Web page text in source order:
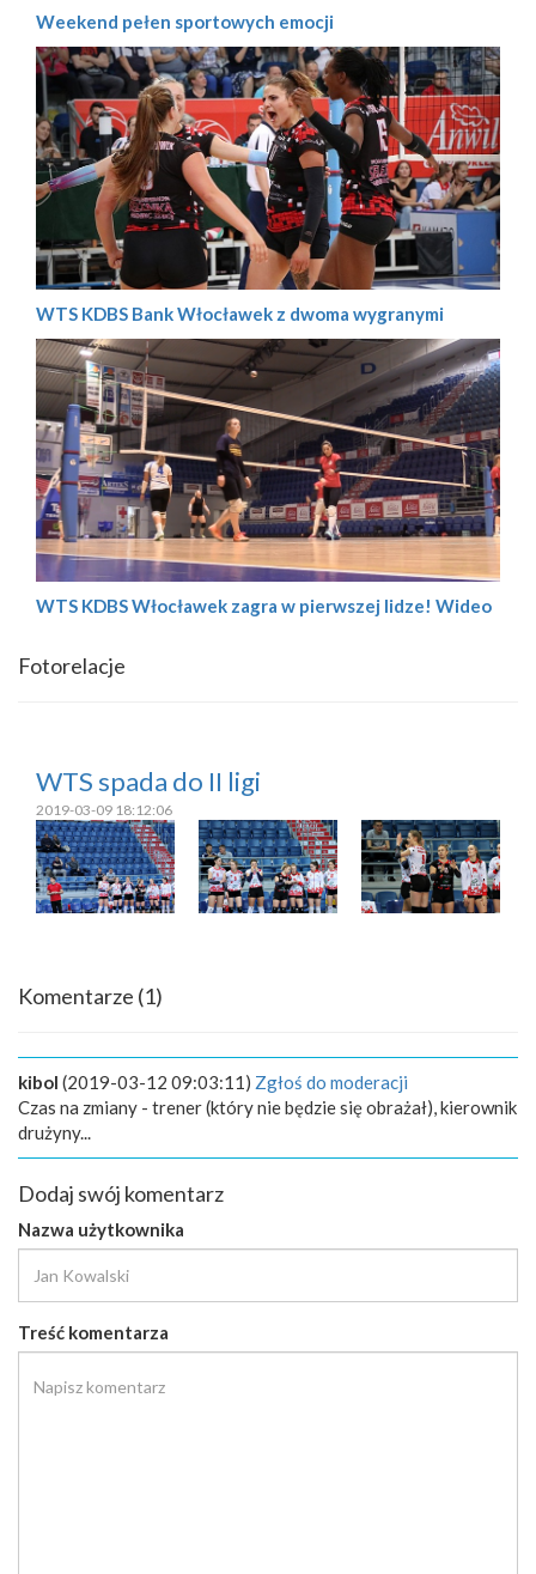
Weekend pełen sportowych emocji
WTS KDBS Bank Włocławek z dwoma wygranymi
WTS KDBS Włocławek zagra w pierwszej lidze! Wideo
Fotorelacje
WTS spada do II ligi
2019-03-09 18:12:06
Komentarze (1)
kibol (2019-03-12 09:03:11) Zgłoś do moderacji
Czas na zmiany - trener (który nie będzie się obrażał), kierownik
drużyny...
Dodaj swój komentarz
Nazwa użytkownika
Treść komentarza